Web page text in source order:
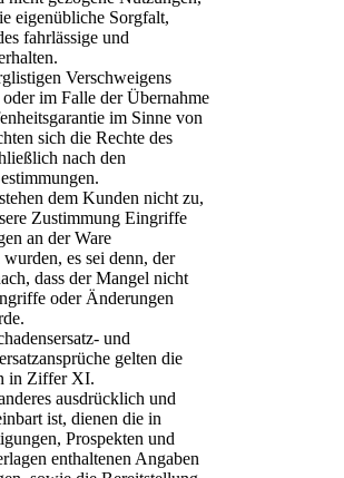
eigenübliche Sorgfalt,
fahrlässige und
Verschweigens
im Falle der Übernahme
im Sinne von
sich die Rechte des
nach den
dem Kunden nicht zu,
Zustimmung Eingriffe
an der Ware
es sei denn, der
dass der Mangel nicht
oder Änderungen
und
gelten die
in Ziffer XI.
ausdrücklich und
ist, dienen die in
Prospekten und
enthaltenen Angaben